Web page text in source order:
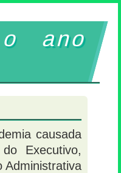
ano
causada
Executivo,
Administrativa